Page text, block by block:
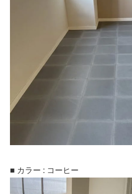
■ カラー : コーヒー